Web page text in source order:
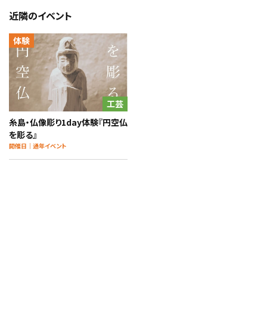
近隣のイベント
体験
工芸
糸島・仏像彫り1day体験『円空仏
を彫る』
開催日｜通年イベント